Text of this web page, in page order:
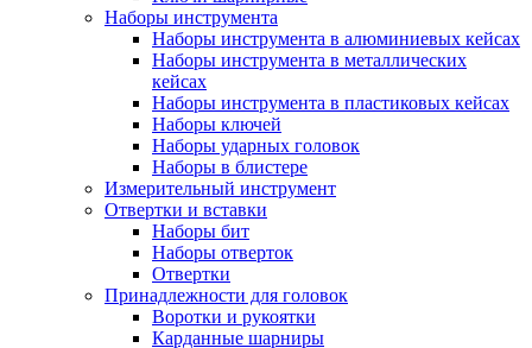
Наборы инструмента
Наборы инструмента в алюминиевых кейсах
Наборы инструмента в металлических
кейсах
Наборы инструмента в пластиковых кейсах
Наборы ключей
Наборы ударных головок
Наборы в блистере
Измерительный инструмент
Отвертки и вставки
Наборы бит
Наборы отверток
Отвертки
Принадлежности для головок
Воротки и рукоятки
Карданные шарниры